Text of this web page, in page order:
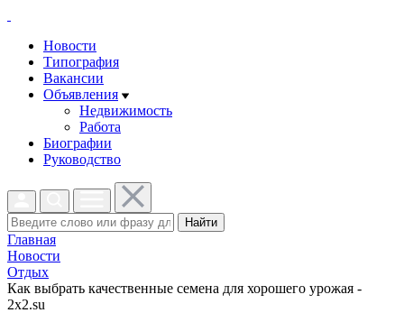
Новости
Типография
Вакансии
Объявления
Недвижимость
Работа
Биографии
Руководство
Найти
Главная
Новости
Отдых
Как выбрать качественные семена для хорошего урожая -
2x2.su